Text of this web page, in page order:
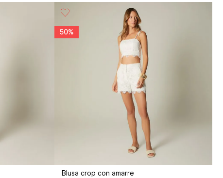
50%
Blusa crop con amarre